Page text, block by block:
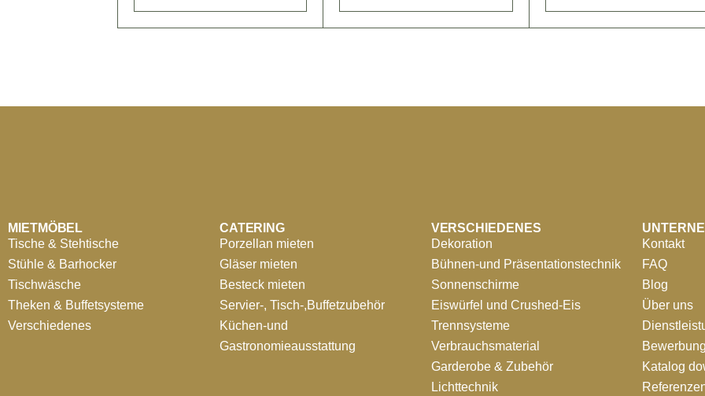
MIETMÖBEL
Tische & Stehtische
Stühle & Barhocker
Tischwäsche
Theken & Buffetsysteme
Verschiedenes
CATERING
Porzellan mieten
Gläser mieten
Besteck mieten
Servier-, Tisch-,Buffetzubehör
Küchen-und
Gastronomieausstattung
VERSCHIEDENES
Dekoration
Bühnen-und Präsentationstechnik
Sonnenschirme
Eiswürfel und Crushed-Eis
Trennsysteme
Verbrauchsmaterial
Garderobe & Zubehör
Lichttechnik
Kontakt
FAQ
Blog
Über uns
Katalog